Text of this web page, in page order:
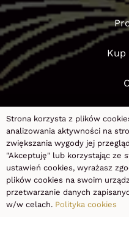
Kup
Polityka
Strona korzysta z plików
analizowania aktywności na
zwiększania wygody jej
"Akceptuję" lub korzystając ze
ustawień cookies, wyrażasz
plików cookies na swoim
przetwarzanie danych
w/w celach. Polityka cookies